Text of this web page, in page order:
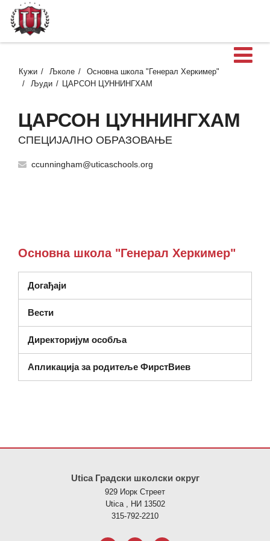
Кужи Љколе
Основна школа "Генерал Херкимер"
Људи
ЦАРСОН ЦУННИНГХАМ
ЦАРСОН ЦУННИНГХАМ
СПЕЦИЈАЛНО ОБРАЗОВАЊЕ
ccunningham@uticaschools.org
Основна школа "Генерал Херкимер"
Догађаји
Вести
Директоријум особља
Апликација за родитеље ФирстВиев
Utica Градски школски округ
929 Иорк Стреет
Utica , НИ 13502
315-792-2210